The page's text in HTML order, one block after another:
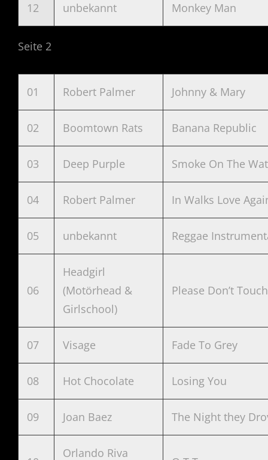
12 unbekannt Monkey Man
Seite 2
01 Robert Palmer Johnny & Mary
02 Boomtown Rats Banana Republic
03 Deep Purple Smoke On The
04 Robert Palmer In Walks Love
05 unbekannt Reggae
06
Headgirl
(Motörhead &
Girlschool)
Please Don’t Touch
07 Visage Fade To Grey
08 Hot Chocolate Losing You
09 Joan Baez The Night they
Orlando Riva